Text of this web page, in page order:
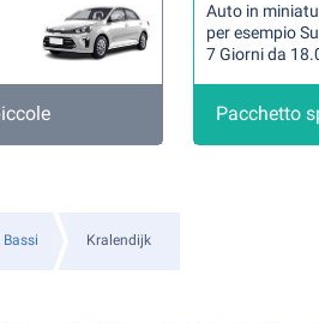
Auto in
per esempio
7 Giorni da
Pacchetto
Bassi Kralendijk